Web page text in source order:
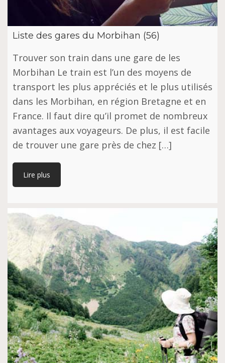
Liste des gares du Morbihan (56)
Trouver son train dans une gare de les
Morbihan Le train est l’un des moyens de
transport les plus appréciés et le plus utilisés
dans les Morbihan, en région Bretagne et en
France. Il faut dire qu’il promet de nombreux
avantages aux voyageurs. De plus, il est facile
de trouver une gare près de chez […]
Lire plus